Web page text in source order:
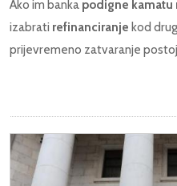
Ako im banka podigne kamatu
izabrati refinanciranje kod
prijevremeno zatvaranje